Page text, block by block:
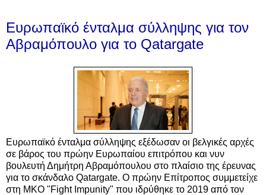
Ευρωπαϊκό ένταλμα σύλληψης για τον
Αβραμόπουλο για το Qatargate
Ευρωπαϊκό ένταλμα σύλληψης εξέδωσαν οι βελγικές αρχές
σε βάρος του πρώην Ευρωπαίου επιτρόπου και νυν
βουλευτή Δημήτρη Αβραμόπουλου στο πλαίσιο της έρευνας
για το σκάνδαλο Qatargate. Ο πρώην Επίτροπος συμμετείχε
στη ΜΚΟ "Fight Impunity" που ιδρύθηκε το 2019 από τον